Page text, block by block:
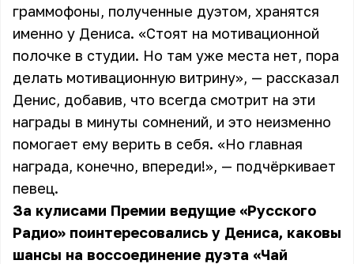
граммофоны, полученные дуэтом, хранятся
именно у Дениса. «Стоят на мотивационной
полочке в студии. Но там уже места нет, пора
делать мотивационную витрину», — рассказал
Денис, добавив, что всегда смотрит на эти
награды в минуты сомнений, и это неизменно
помогает ему верить в себя. «Но главная
награда, конечно, впереди!», — подчёркивает
певец.
За кулисами Премии ведущие «Русского
Радио» поинтересовались у Дениса, каковы
шансы на воссоединение дуэта «Чай